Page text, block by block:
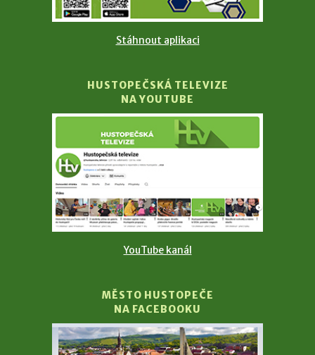
Stáhnout aplikaci
HUSTOPEČSKÁ TELEVIZE
NA YOUTUBE
YouTube kanál
MĚSTO HUSTOPEČE
NA FACEBOOKU